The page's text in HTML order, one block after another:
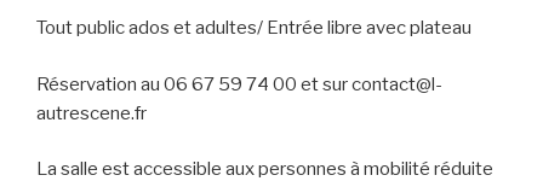
Tout public ados et adultes/ Entrée libre avec plateau
Réservation au 06 67 59 74 00 et sur contact@l-
autrescene.fr
La salle est accessible aux personnes à mobilité réduite